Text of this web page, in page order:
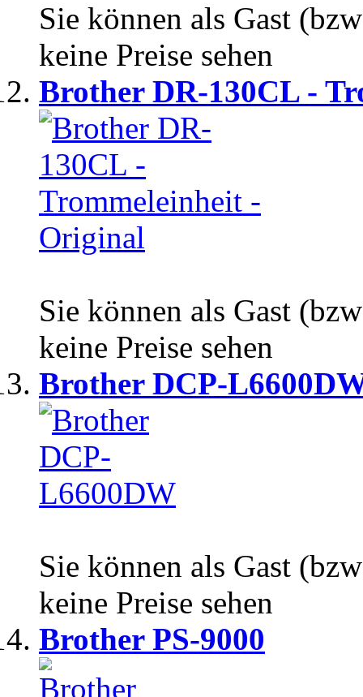
Sie können als Gast
keine Preise sehen
Brother DR-130CL -
Sie können als Gast
keine Preise sehen
Brother DCP-
Sie können als Gast
keine Preise sehen
Brother PS-9000